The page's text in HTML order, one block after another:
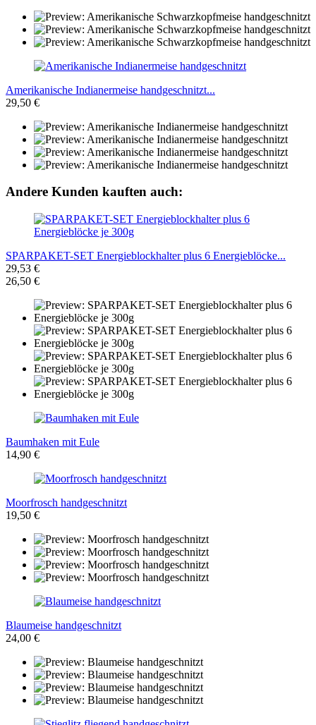
Amerikanische Indianermeise handgeschnitzt...
29,50 €
Andere Kunden kauften auch:
SPARPAKET-SET Energieblockhalter plus 6 Energieblöcke...
29,53 €
26,50 €
Baumhaken mit Eule
14,90 €
Moorfrosch handgeschnitzt
19,50 €
Blaumeise handgeschnitzt
24,00 €